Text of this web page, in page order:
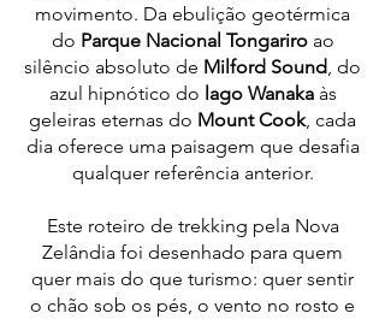
movimento. Da ebulição geotérmica
do Parque Nacional Tongariroao
silêncio absoluto de Milford Sound, do
azul hipnótico do lago Wanakaàs
geleiras eternas do Mount Cook, cada
dia oferece uma paisagem que desafia
qualquer referência anterior.
Este roteiro de trekking pela Nova
Zelândia foi desenhado para quem
quer mais do que turismo: quer sentir
o chão sob os pés, o vento no rosto e